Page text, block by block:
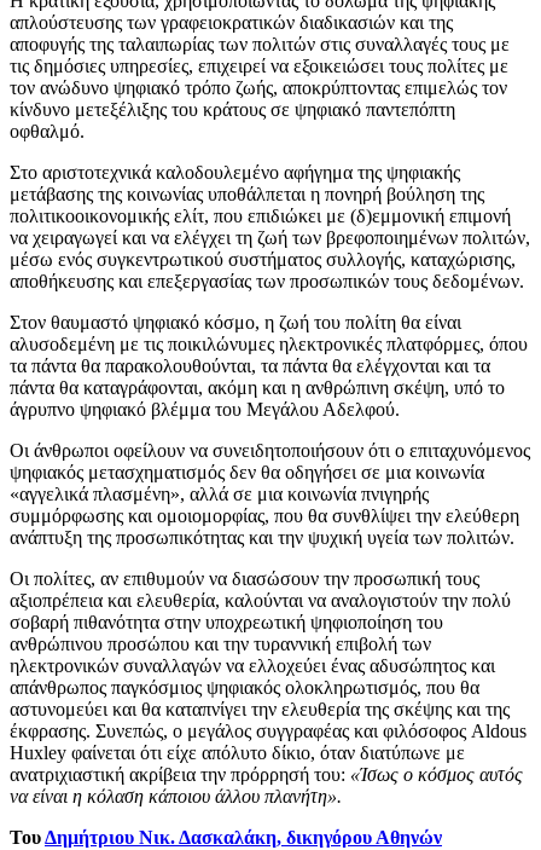
απλούστευσης των γραφειοκρατικών διαδικασιών και της
αποφυγής της ταλαιπωρίας των πολιτών στις συναλλαγές τους με
τις δημόσιες υπηρεσίες, επιχειρεί να εξοικειώσει τους πολίτες με
τον ανώδυνο ψηφιακό τρόπο ζωής, αποκρύπτοντας επιμελώς τον
κίνδυνο μετεξέλιξης του κράτους σε ψηφιακό παντεπόπτη
οφθαλμό.
Στο αριστοτεχνικά καλοδουλεμένο αφήγημα της ψηφιακής
μετάβασης της κοινωνίας υποθάλπεται η πονηρή βούληση της
πολιτικοοικονομικής ελίτ, που επιδιώκει με (δ)εμμονική επιμονή
να χειραγωγεί και να ελέγχει τη ζωή των βρεφοποιημένων πολιτών,
μέσω ενός συγκεντρωτικού συστήματος συλλογής, καταχώρισης,
αποθήκευσης και επεξεργασίας των προσωπικών τους δεδομένων.
Στον θαυμαστό ψηφιακό κόσμο, η ζωή του πολίτη θα είναι
αλυσοδεμένη με τις ποικιλώνυμες ηλεκτρονικές πλατφόρμες, όπου
τα πάντα θα παρακολουθούνται, τα πάντα θα ελέγχονται και τα
πάντα θα καταγράφονται, ακόμη και η ανθρώπινη σκέψη, υπό το
άγρυπνο ψηφιακό βλέμμα του Μεγάλου Αδελφού.
Οι άνθρωποι οφείλουν να συνειδητοποιήσουν ότι ο επιταχυνόμενος
ψηφιακός μετασχηματισμός δεν θα οδηγήσει σε μια κοινωνία
«αγγελικά πλασμένη», αλλά σε μια κοινωνία πνιγηρής
συμμόρφωσης και ομοιομορφίας, που θα συνθλίψει την ελεύθερη
ανάπτυξη της προσωπικότητας και την ψυχική υγεία των πολιτών.
Οι πολίτες, αν επιθυμούν να διασώσουν την προσωπική τους
αξιοπρέπεια και ελευθερία, καλούνται να αναλογιστούν την πολύ
σοβαρή πιθανότητα στην υποχρεωτική ψηφιοποίηση του
ανθρώπινου προσώπου και την τυραννική επιβολή των
ηλεκτρονικών συναλλαγών να ελλοχεύει ένας αδυσώπητος και
απάνθρωπος παγκόσμιος ψηφιακός ολοκληρωτισμός, που θα
αστυνομεύει και θα καταπνίγει την ελευθερία της σκέψης και της
έκφρασης. Συνεπώς, ο μεγάλος συγγραφέας και φιλόσοφος Aldous
Huxley φαίνεται ότι είχε απόλυτο δίκιο, όταν διατύπωνε με
ανατριχιαστική ακρίβεια την πρόρρησή του: «Ίσως ο κόσμος αυτός
να είναι η κόλαση κάποιου άλλου πλανήτη».
ΤουΔημήτριου Νικ. Δασκαλάκη, δικηγόρου Αθηνών